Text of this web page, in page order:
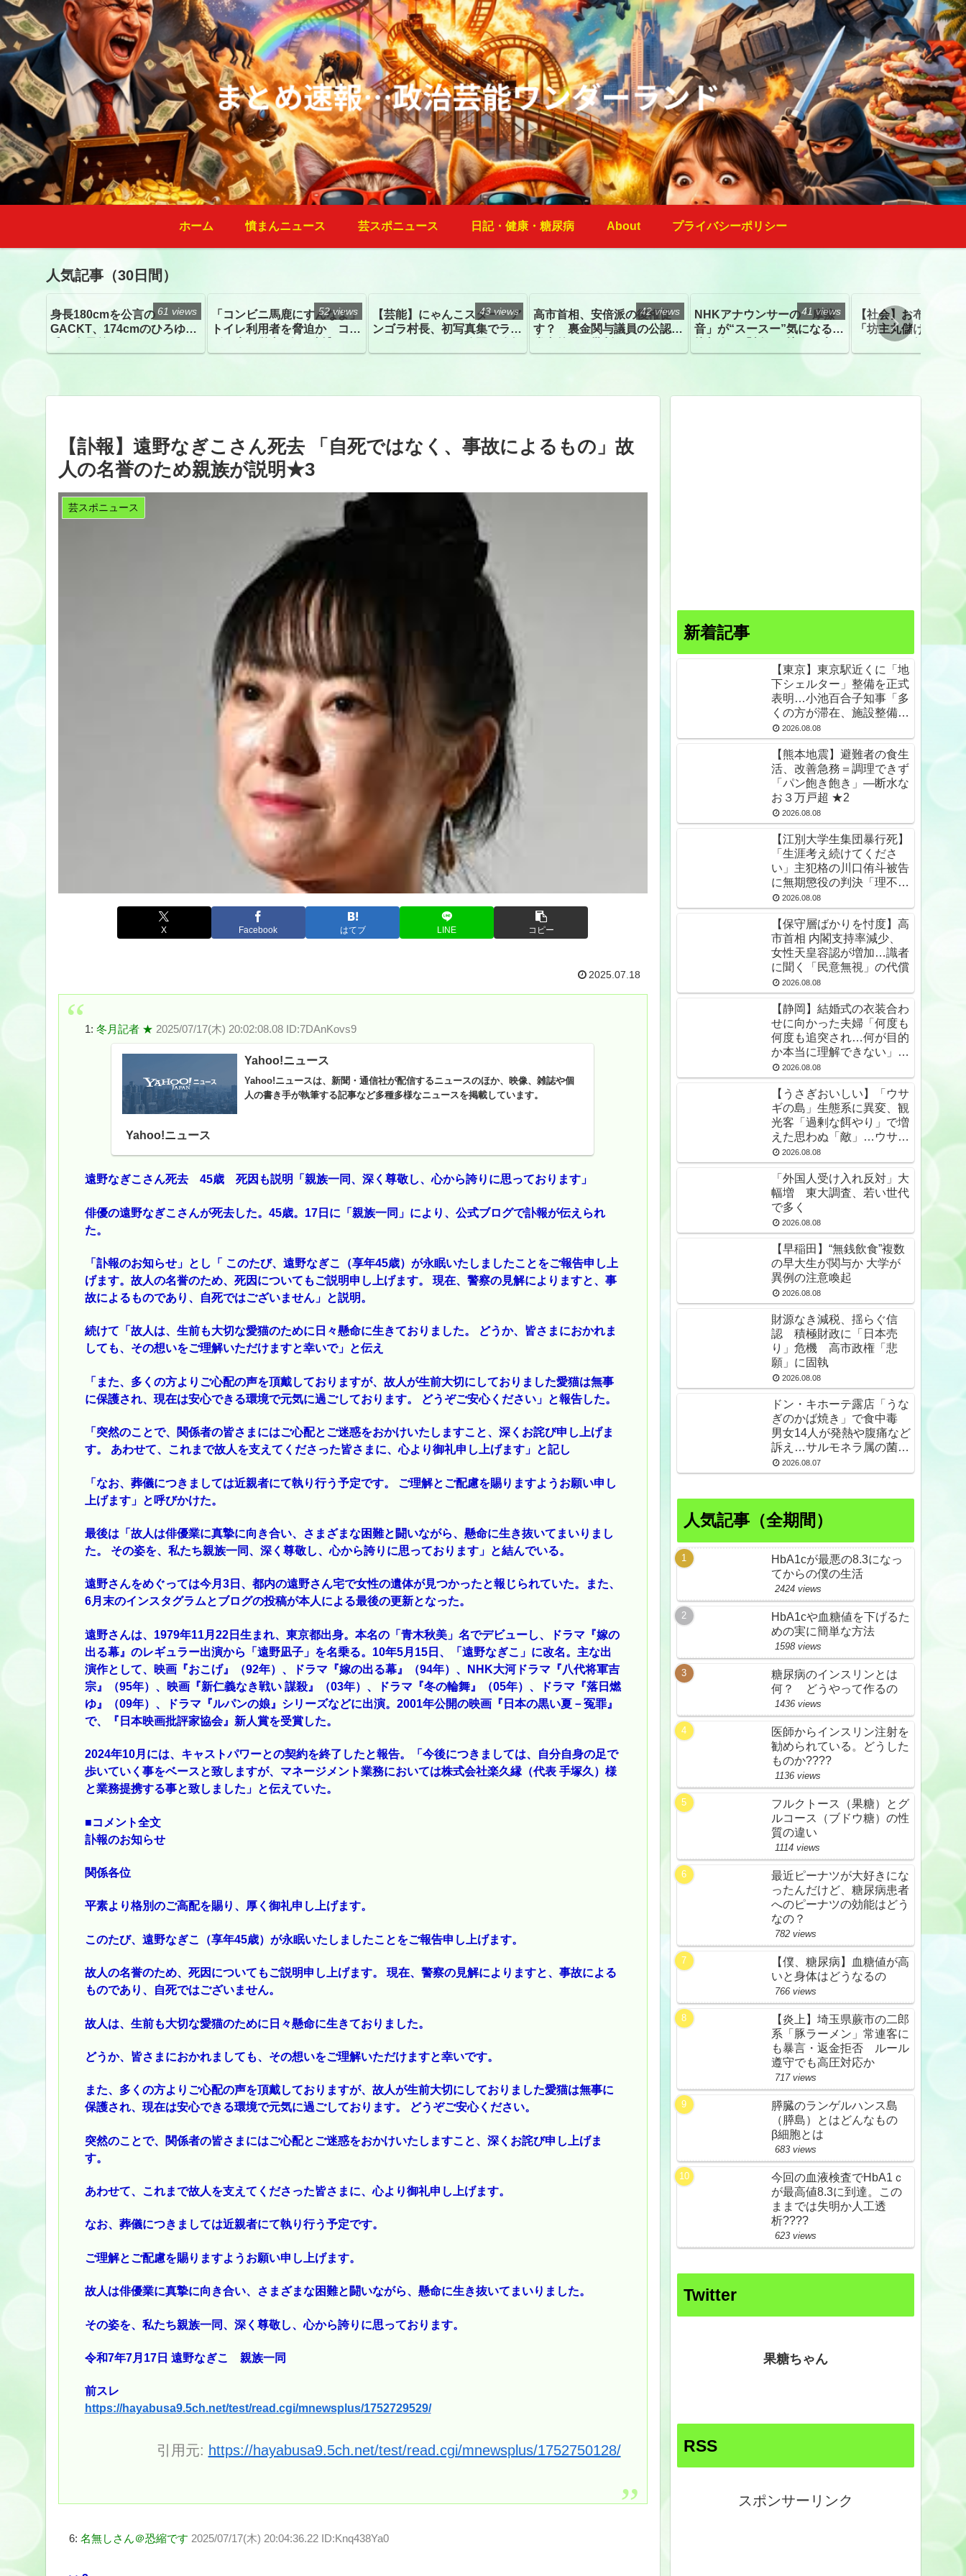
ホーム 憤まんニュース 芸スポニュース 日記・健康・糖尿病 About プライバシーポリシー
人気記事（30日間）
身長180cmを公言の
GACKT、174cmのひろゆき
トざわつき イベントでの写
61 views
「コンビニ馬鹿にすんなよ」
トイレ利用者を脅迫か コン
52 views
【芸能】にゃんこスター・ア
ンゴラ村長、初写真集でラン
はデジタル写真集が異例の大
43 views
高市首相、安倍派の復権促
す？ 裏金関与議員の公認、
42 views
NHKアナウンサーの「摩擦
音」が“スースー”気になる指
聴こえる。聴きづらい」
41 views
【社会】お布施、戒
「坊主丸儲け」は
ほとんどが年収３０
下「地方の寺の僧侶
【訃報】遠野なぎこさん死去 「自死ではなく、事故によるもの」故
人の名誉のため親族が説明★3
芸スポニュース
X Facebook はてブ LINE コピー
2025.07.18
1: 冬月記者 ★ 2025/07/17(木) 20:02:08.08 ID:7DAnKovs9
Yahoo!ニュース
Yahoo!ニュースは、新聞・通信社が配信するニュースのほか、映像、雑誌や個
人の書き手が執筆する記事など多種多様なニュースを掲載しています。
Yahoo!ニュース
遠野なぎこさん死去 45歳 死因も説明「親族一同、深く尊敬し、心から誇りに思っております」
俳優の遠野なぎこさんが死去した。45歳。17日に「親族一同」により、公式ブログで訃報が伝えられ
た。
「訃報のお知らせ」とし「 このたび、遠野なぎこ（享年45歳）が永眠いたしましたことをご報告申し上
げます。故人の名誉のため、死因についてもご説明申し上げます。 現在、警察の見解によりますと、事
故によるものであり、自死ではございません」と説明。
続けて「故人は、生前も大切な愛猫のために日々懸命に生きておりました。 どうか、皆さまにおかれま
しても、その想いをご理解いただけますと幸いで」と伝え
「また、多くの方よりご心配の声を頂戴しておりますが、故人が生前大切にしておりました愛猫は無事
に保護され、現在は安心できる環境で元気に過ごしております。 どうぞご安心ください」と報告した。
「突然のことで、関係者の皆さまにはご心配とご迷惑をおかけいたしますこと、深くお詫び申し上げま
す。 あわせて、これまで故人を支えてくださった皆さまに、心より御礼申し上げます」と記し
「なお、葬儀につきましては近親者にて執り行う予定です。 ご理解とご配慮を賜りますようお願い申し
上げます」と呼びかけた。
最後は「故人は俳優業に真摯に向き合い、さまざまな困難と闘いながら、懸命に生き抜いてまいりまし
た。 その姿を、私たち親族一同、深く尊敬し、心から誇りに思っております」と結んでいる。
遠野さんをめぐっては今月3日、都内の遠野さん宅で女性の遺体が見つかったと報じられていた。また、
6月末のインスタグラムとブログの投稿が本人による最後の更新となった。
遠野さんは、1979年11月22日生まれ、東京都出身。本名の「青木秋美」名でデビューし、ドラマ『嫁の
出る幕』のレギュラー出演から「遠野凪子」を名乗る。10年5月15日、「遠野なぎこ」に改名。主な出
演作として、映画『おこげ』（92年）、ドラマ『嫁の出る幕』（94年）、NHK大河ドラマ『八代将軍吉
宗』（95年）、映画『新仁義なき戦い 謀殺』（03年）、ドラマ『冬の輪舞』（05年）、ドラマ『落日燃
ゆ』（09年）、ドラマ『ルパンの娘』シリーズなどに出演。2001年公開の映画『日本の黒い夏－冤罪』
で、『日本映画批評家協会』新人賞を受賞した。
2024年10月には、キャストパワーとの契約を終了したと報告。「今後につきましては、自分自身の足で
歩いていく事をベースと致しますが、マネージメント業務においては株式会社楽久縁（代表 手塚久）様
と業務提携する事と致しました」と伝えていた。
■コメント全文
訃報のお知らせ
関係各位
平素より格別のご高配を賜り、厚く御礼申し上げます。
このたび、遠野なぎこ（享年45歳）が永眠いたしましたことをご報告申し上げます。
故人の名誉のため、死因についてもご説明申し上げます。 現在、警察の見解によりますと、事故による
ものであり、自死ではございません。
故人は、生前も大切な愛猫のために日々懸命に生きておりました。
どうか、皆さまにおかれましても、その想いをご理解いただけますと幸いです。
また、多くの方よりご心配の声を頂戴しておりますが、故人が生前大切にしておりました愛猫は無事に
保護され、現在は安心できる環境で元気に過ごしております。 どうぞご安心ください。
突然のことで、関係者の皆さまにはご心配とご迷惑をおかけいたしますこと、深くお詫び申し上げま
す。
あわせて、これまで故人を支えてくださった皆さまに、心より御礼申し上げます。
なお、葬儀につきましては近親者にて執り行う予定です。
ご理解とご配慮を賜りますようお願い申し上げます。
故人は俳優業に真摯に向き合い、さまざまな困難と闘いながら、懸命に生き抜いてまいりました。
その姿を、私たち親族一同、深く尊敬し、心から誇りに思っております。
令和7年7月17日 遠野なぎこ 親族一同
前スレ
https://hayabusa9.5ch.net/test/read.cgi/mnewsplus/1752729529/
引用元: https://hayabusa9.5ch.net/test/read.cgi/mnewsplus/1752750128/
6: 名無しさん＠恐縮です 2025/07/17(木) 20:04:36.22 ID:Knq438Ya0
新着記事
【東京】東京駅近くに「地
下シェルター」整備を正式
表明…小池百合子知事「多
くの方が滞在、施設整備の
効果高い」 ★2
2026.08.08
【熊本地震】避難者の食生
活、改善急務＝調理できず
「パン飽き飽き」―断水な
お３万戸超 ★2
2026.08.08
【江別大学生集団暴行死】
「生涯考え続けてくださ
い」主犯格の川口侑斗被告
に無期懲役の判決「理不尽
以外の何ものでもない」
★2
2026.08.08
【保守層ばかりを忖度】高
市首相 内閣支持率減少、
女性天皇容認が増加…識者
に聞く「民意無視」の代償
2026.08.08
【静岡】結婚式の衣装合わ
せに向かった夫婦「何度も
何度も追突され…何が目的
か本当に理解できない」東
名高速で続いた約1.7キロ
の追突
2026.08.08
【うさぎおいしい】「ウサ
ギの島」生態系に異変、観
光客「過剰な餌やり」で増
えた思わぬ「敵」…ウサギ
襲い口でくわえる姿も 大
久野島
2026.08.08
「外国人受け入れ反対」大
幅増 東大調査、若い世代
で多く
2026.08.08
【早稲田】“無銭飲食”複数
の早大生が関与か 大学が
異例の注意喚起
2026.08.08
財源なき減税、揺らぐ信
認 積極財政に「日本売
り」危機 高市政権「悲
願」に固執
2026.08.08
ドン・キホーテ露店「うな
ぎのかば焼き」で食中毒
男女14人が発熱や腹痛など
訴え…サルモネラ属の菌検
出2026.08.07
人気記事（全期間）
HbA1cが最悪の8.3になっ
てからの僕の生活
2424 views
HbA1cや血糖値を下げるた
めの実に簡単な方法
1598 views
糖尿病のインスリンとは
何？ どうやって作るの
1436 views
医師からインスリン注射を
勧められている。どうした
ものか????
1136 views
フルクトース（果糖）とグ
ルコース（ブドウ糖）の性
質の違い
1114 views
最近ピーナツが大好きにな
ったんだけど、糖尿病患者
へのピーナツの効能はどう
なの？
782 views
【僕、糖尿病】血糖値が高
いと身体はどうなるの
766 views
【炎上】埼玉県蕨市の二郎
系「豚ラーメン」常連客に
も暴言・返金拒否 ルール
遵守でも高圧対応か
717 views
膵臓のランゲルハンス島
（膵島）とはどんなもの
β細胞とは
683 views
今回の血液検査でHbA1ｃ
が最高値8.3に到達。この
ままでは失明か人工透
析????
623 views
Twitter
果糖ちゃん
RSS
スポンサーリンク